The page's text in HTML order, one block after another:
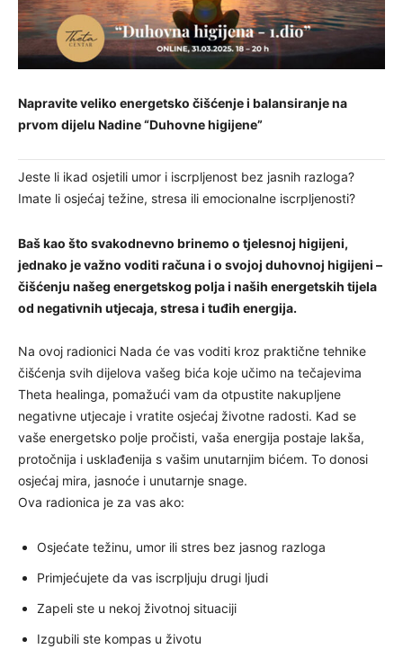
Napravite veliko energetsko čišćenje i balansiranje na
prvom dijelu Nadine “Duhovne higijene”
Jeste li ikad osjetili umor i iscrpljenost bez jasnih razloga?
Imate li osjećaj težine, stresa ili emocionalne iscrpljenosti?
Baš kao što svakodnevno brinemo o tjelesnoj higijeni,
jednako je važno voditi računa i o svojoj duhovnoj higijeni –
čišćenju našeg energetskog polja i naših energetskih tijela
od negativnih utjecaja, stresa i tuđih energija.
Na ovoj radionici Nada će vas voditi kroz praktične tehnike
čišćenja svih dijelova vašeg bića koje učimo na tečajevima
Theta healinga, pomažući vam da otpustite nakupljene
negativne utjecaje i vratite osjećaj životne radosti. Kad se
vaše energetsko polje pročisti, vaša energija postaje lakša,
protočnija i usklađenija s vašim unutarnjim bićem. To donosi
osjećaj mira, jasnoće i unutarnje snage.
Ova radionica je za vas ako:
Osjećate težinu, umor ili stres bez jasnog razloga
Primjećujete da vas iscrpljuju drugi ljudi
Zapeli ste u nekoj životnoj situaciji
Izgubili ste kompas u životu